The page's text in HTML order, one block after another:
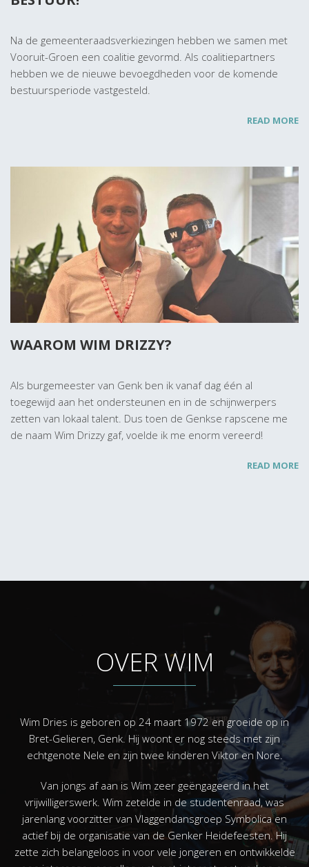
Na de gemeenteraadsverkiezingen hebben we samen met
Vooruit-Groen een coalitie gevormd. Als coalitiepartners
hebben we de nieuwe bevoegdheden voor de komende
bestuursperiode vastgesteld.
READ MORE
WAAROM WIM DRIZZY?
Als burgemeester van Genk ben ik vanaf dag één al
toegewijd aan het ondersteunen en in de schijnwerpers
zetten van lokaal talent. Dus toen de Genkse rapscene me
de naam Wim Drizzy gaf, voelde ik me enorm vereerd!
READ MORE
OVER WIM
Wim Dries is geboren op 24 maart 1972 en groeide op in
Bret-Gelieren, Genk. Hij woont er nog steeds met zijn
echtgenote Nele en zijn twee kinderen Viktor en Nore.
Van jongs af aan is Wim zeer geëngageerd in het
vrijwilligerswerk. Wim zetelde in de studentenraad, was
jarenlang voorzitter van Vlaggendansgroep Symbolica en
actief bij de organisatie van de Genker Heidefeesten. Hij
zette zich belangeloos in voor vele jongeren en ontwikkelde